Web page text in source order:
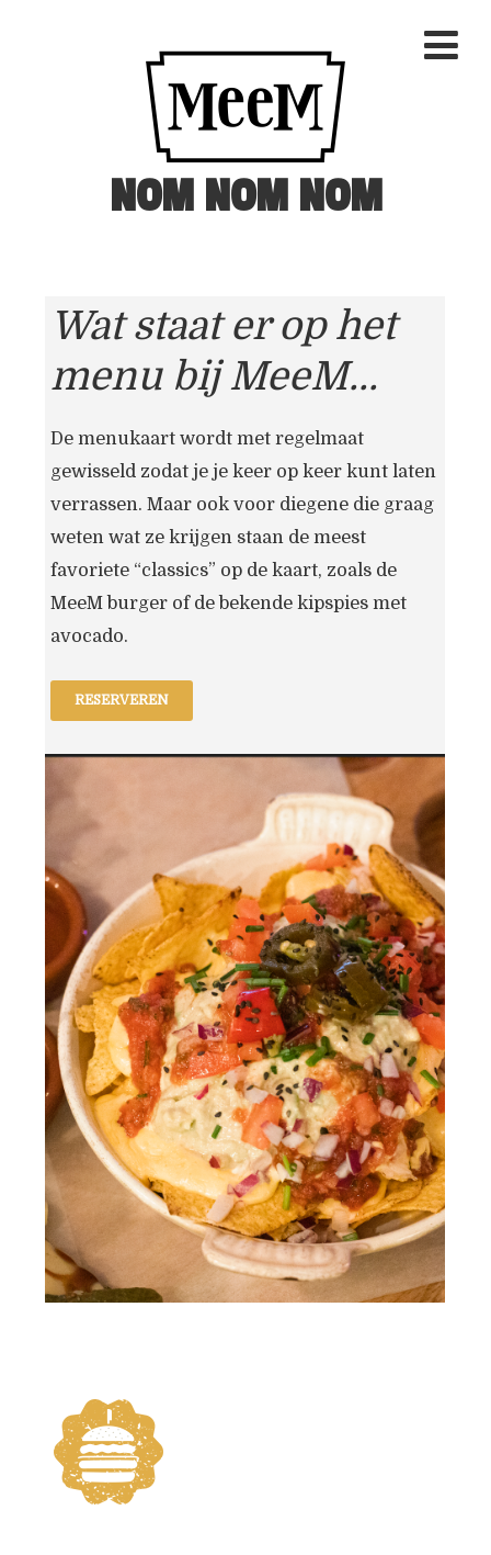
NOM NOM NOM
Wat staat er op het
menu bij MeeM...
De menukaart wordt met regelmaat
gewisseld zodat je je keer op keer kunt laten
verrassen. Maar ook voor diegene die graag
weten wat ze krijgen staan de meest
favoriete “classics” op de kaart, zoals de
MeeM burger of de bekende kipspies met
avocado.
RESERVEREN